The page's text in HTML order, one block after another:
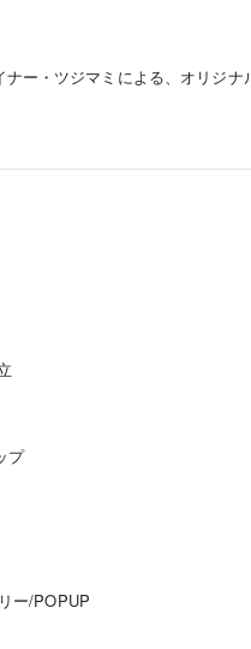
ー・ツジマミによる、オリジ
プ
ー/POPUP